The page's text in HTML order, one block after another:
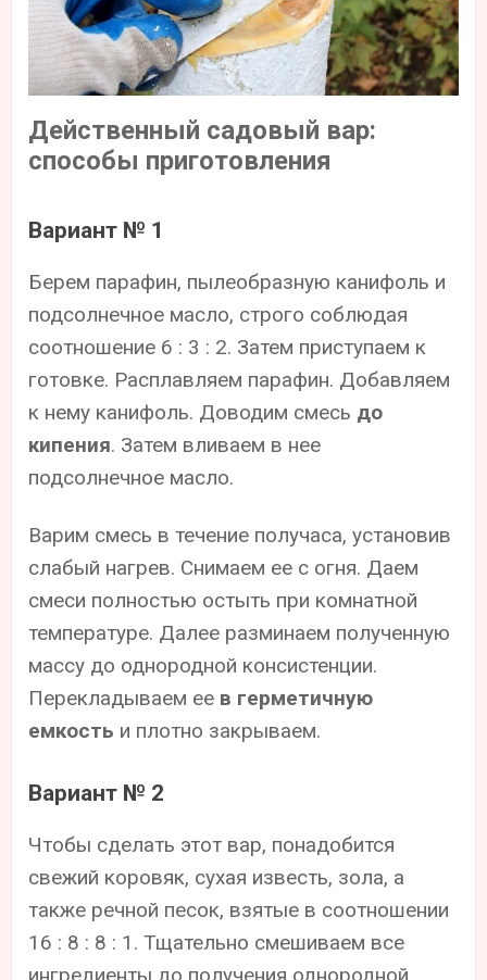
Действенный садовый вар:
способы приготовления
Вариант № 1
Берем парафин, пылеобразную канифоль и
подсолнечное масло, строго соблюдая
соотношение 6 : 3 : 2. Затем приступаем к
готовке. Расплавляем парафин. Добавляем
к нему канифоль. Доводим смесь до
кипения. Затем вливаем в нее
подсолнечное масло.
Варим смесь в течение получаса, установив
слабый нагрев. Снимаем ее с огня. Даем
смеси полностью остыть при комнатной
температуре. Далее разминаем полученную
массу до однородной консистенции.
Перекладываем ее в герметичную
емкость и плотно закрываем.
Вариант № 2
Чтобы сделать этот вар, понадобится
свежий коровяк, сухая известь, зола, а
также речной песок, взятые в соотношении
16 : 8 : 8 : 1. Тщательно смешиваем все
ингредиенты до получения однородной